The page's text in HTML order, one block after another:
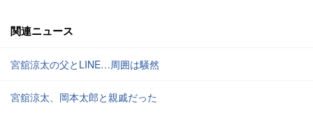
関連ニュース
宮舘涼太の父とLINE…周囲は騒然
宮舘涼太、岡本太郎と親戚だった